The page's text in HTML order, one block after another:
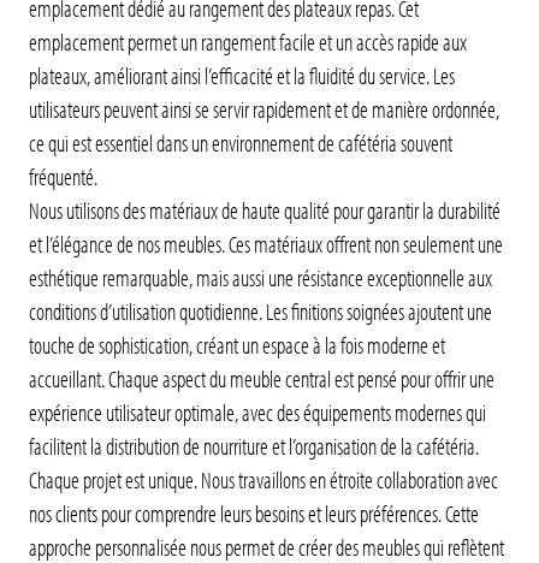
emplacement dédié au rangement des plateaux repas. Cet
emplacement permet un rangement facile et un accès rapide aux
plateaux, améliorant ainsi l’efficacité et la fluidité du service. Les
utilisateurs peuvent ainsi se servir rapidement et de manière ordonnée,
ce qui est essentiel dans un environnement de cafétéria souvent
fréquenté.
Nous utilisons des matériaux de haute qualité pour garantir la durabilité
et l’élégance de nos meubles. Ces matériaux offrent non seulement une
esthétique remarquable, mais aussi une résistance exceptionnelle aux
conditions d’utilisation quotidienne. Les finitions soignées ajoutent une
touche de sophistication, créant un espace à la fois moderne et
accueillant. Chaque aspect du meuble central est pensé pour offrir une
expérience utilisateur optimale, avec des équipements modernes qui
facilitent la distribution de nourriture et l’organisation de la cafétéria.
Chaque projet est unique. Nous travaillons en étroite collaboration avec
nos clients pour comprendre leurs besoins et leurs préférences. Cette
approche personnalisée nous permet de créer des meubles qui reflètent